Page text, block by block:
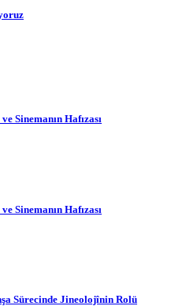
Sinemanın Hafızası
Sinemanın Hafızası
Sürecinde Jineolojînin Rolü